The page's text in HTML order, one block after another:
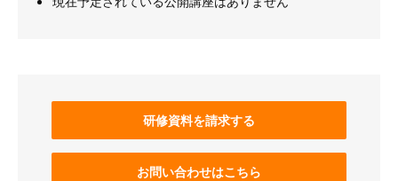
研修資料を請求する
お問い合わせはこちら